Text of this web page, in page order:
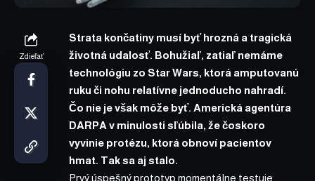
Zdieľať
Strata končatiny musí byť hrozná a tragická
životná udalosť. Bohužiaľ, zatiaľ nemáme
technológiu zo Star Wars, ktorá amputovanú
ruku či nohu relatívne jednoducho nahradí.
Čo nie je však môže byť. Americká agentúra
DARPA v minulosti sľúbila, že čoskoro
vyvinie protézu, ktorá obnoví pacientov
hmat. Tak sa aj stalo.
Prvý úspešný prototyp momentálne testuje